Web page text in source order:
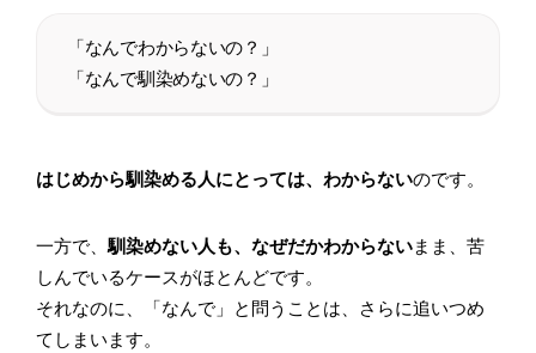
「なんでわからないの？」
「なんで馴染めないの？」
はじめから馴染める人にとっては、わからないのです。
一方で、 馴染めない人も、なぜだかわからないまま、苦
しんでいるケースがほとんどです。
それなのに、「なんで」と問うことは、さらに追いつめ
てしまいます。